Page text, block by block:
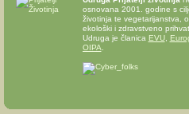
osnovana 2001. godine s
životinja te vegetarijanstva,
ekološki i zdravstveno
Udruga je članica EVU,
OIPA